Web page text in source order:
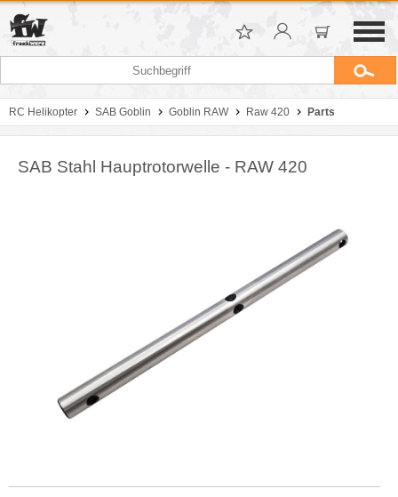
RC Helikopter SAB Goblin Goblin RAW Raw 420 Parts
SAB Stahl Hauptrotorwelle - RAW 420